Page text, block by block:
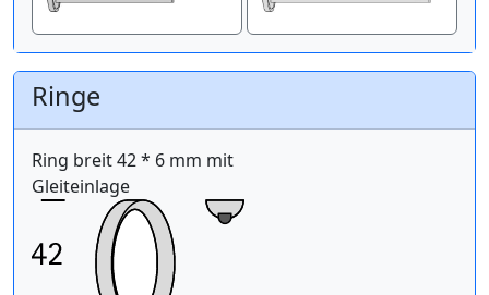
Ringe
Ring breit 42 * 6 mm mit
Gleiteinlage